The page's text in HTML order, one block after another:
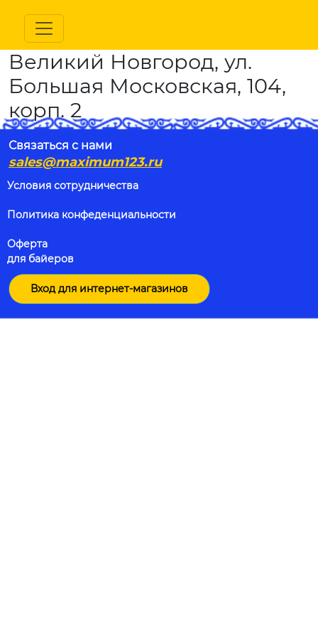
Великий Новгород, ул.
Большая Московская, 104,
корп. 2
Связаться с нами
sales@maximum123.ru
Условия сотрудничества
Политика конфеденциальности
Оферта
для байеров
Вход для интернет-магазинов